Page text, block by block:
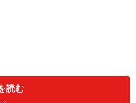
特徴のひとつ。目前に迫る
には印象的なフォルムのコ
読む